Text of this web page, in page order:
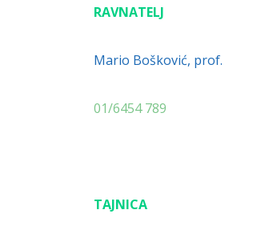
RAVNATELJ
Mario Bošković, prof.
01/6454 789
TAJNICA